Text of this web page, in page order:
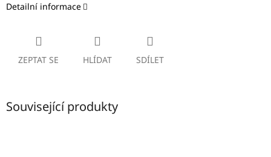
Detailní informace
ZEPTAT SE HLÍDAT SDÍLET
Související produkty